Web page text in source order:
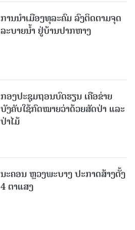
ການນໍາເມືອງທຸລະຄົມ ລົງຕິດຕາມຈຸດ
ລະບາຍນໍ້າ ຢູ່ບ້ານປາກຫາງ
ກອງປະຊຸມຖອນບົດຮຽນ ເຄືອຂ່າຍ
ບັງຄັບໃຊ້ກົດໝາຍວ່າດ້ວຍສັດປ່າ ແລະ
ປ່າໄມ້
ນະຄອນ ຫຼວງພະບາງ ປະ​ກາດ​ສ້າງ​ຕັ້ງ
4 ຕາແສງ